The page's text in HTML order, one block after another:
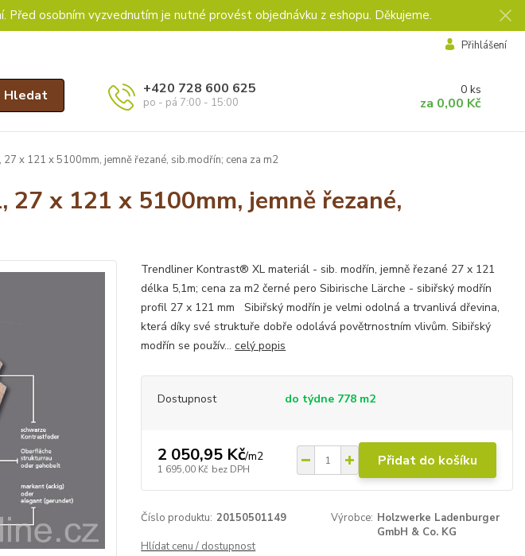
osobním vyzvednutím je nutné provést objednávku z eshopu. Děkujeme.
Přihlášení
Hledat +420 728 600 625
po - pá 7:00 - 15:00
0 ks
za 0,00 Kč
x 121 x 5100mm, jemně řezané, sib.modřín; cena za m2
x 121 x 5100mm, jemně řezané,
Trendliner Kontrast® XL materiál - sib. modřín, jemně řezané 27 x 121
délka 5,1m; cena za m2 černé pero Sibirische Lärche - sibiřský modřín
profil 27 x 121 mm Sibiřský modřín je velmi odolná a trvanlivá dřevina,
která díky své struktuře dobře odolává povětrnostním vlivům. Sibiřský
modřín se použív...celý popis
Dostupnost do týdne 778 m2
2 050,95 Kč/m2
1 695,00 Kč bez DPH Přidat do košíku
Číslo produktu: 20150501149 Výrobce: Holzwerke Ladenburger
GmbH & Co. KG
Hlídat cenu / dostupnost